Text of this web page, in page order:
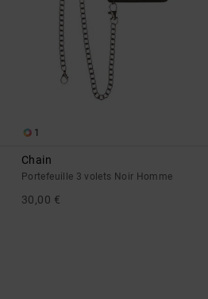
1
Chain
Portefeuille 3 volets Noir Homme
30,00 €